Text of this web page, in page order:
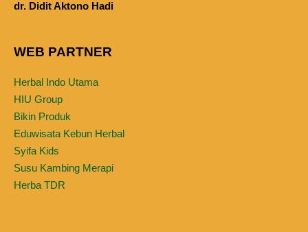
dr. Didit Aktono Hadi
WEB PARTNER
Herbal Indo Utama
HIU Group
Bikin Produk
Eduwisata Kebun Herbal
Syifa Kids
Susu Kambing Merapi
Herba TDR